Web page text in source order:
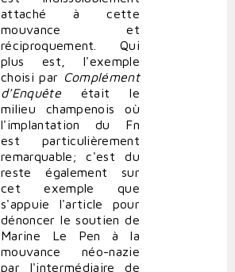
attaché à cette
mouvance et
réciproquement. Qui
plus est, l'exemple
choisi par Complément
d'Enquêteétait le
milieu champenois où
l'implantation du Fn
est particulièrement
remarquable; c'est du
reste également sur
cet exemple que
s'appuie l'article pour
dénoncer le soutien de
Marine Le Pen à la
mouvance néo-nazie
par l'intermédiaire de